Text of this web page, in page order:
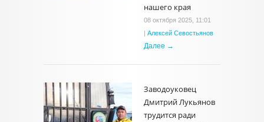
нашего края
08 октября 2025, 11:01
| Алексей Севостьянов
Далее →
Заводоуковец
Дмитрий Лукьянов
трудится ради